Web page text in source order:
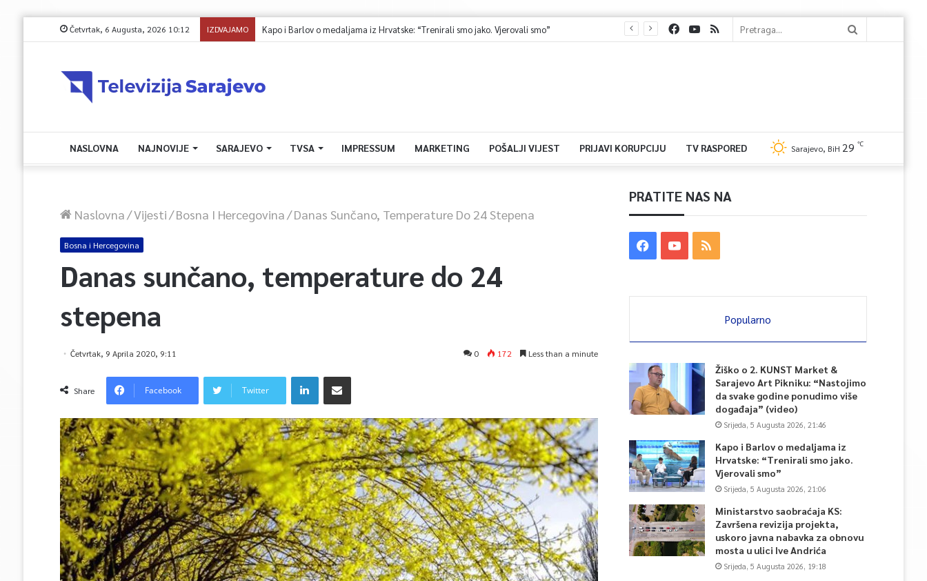
Četvrtak, 6 Augusta, 2026 10:12 IZDVAJAMO Kapo i Barlov o medaljama iz Hrvatske: “Trenirali smo jako. Vjerovali smo”
NASLOVNA NAJNOVIJE SARAJEVO TVSA IMPRESSUM MARKETING POŠALJI VIJEST PRIJAVI KORUPCIJU TV RASPORED Sarajevo, BiH 29 ℃
Naslovna/Vijesti/Bosna I Hercegovina/Danas Sunčano, Temperature Do 24 Stepena
Bosna i Hercegovina
Danas sunčano, temperature do 24
stepena
Četvrtak, 9 Aprila 2020, 9:11 0 172 Less than a minute
Share Facebook Twitter
PRATITE NAS NA
Popularno
Žiško o 2. KUNST Market &
Sarajevo Art Pikniku: “Nastojimo
da svake godine ponudimo više
događaja” (video)
Srijeda, 5 Augusta 2026, 21:46
Kapo i Barlov o medaljama iz
Hrvatske: “Trenirali smo jako.
Vjerovali smo”
Srijeda, 5 Augusta 2026, 21:06
Ministarstvo saobraćaja KS:
Završena revizija projekta,
uskoro javna nabavka za obnovu
mosta u ulici Ive Andrića
Srijeda, 5 Augusta 2026, 19:18